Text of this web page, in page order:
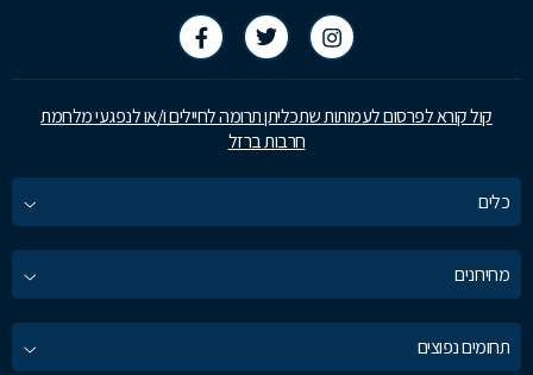
קול קורא לפרסום לעמותות שתכליתן תרומה לחיילים ו/או לנפגעי מלחמת
חרבות ברזל
כלים
מחירונים
תחומים נפוצים